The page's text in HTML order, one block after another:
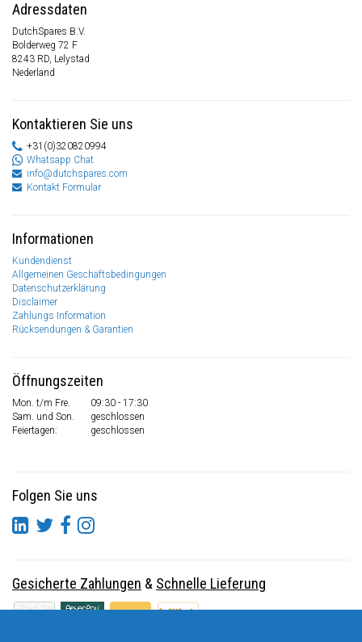
Adressdaten
DutchSpares B.V.
Bolderweg 72 F
8243 RD, Lelystad
Nederland
Kontaktieren Sie uns
+31(0)320820994
Whatsapp Chat
info@dutchspares.com
Kontakt Formular
Informationen
Kundendienst
Allgemeinen Geschäftsbedingungen
Datenschutzerklärung
Disclaimer
Zahlungs Information
Rücksendungen & Garantien
Öffnungszeiten
Mon. t/m Fre.
09:30 - 17:30
Sam. und Son.
geschlossen
Feiertagen:
geschlossen
Folgen Sie uns
Gesicherte Zahlungen & Schnelle Lieferung